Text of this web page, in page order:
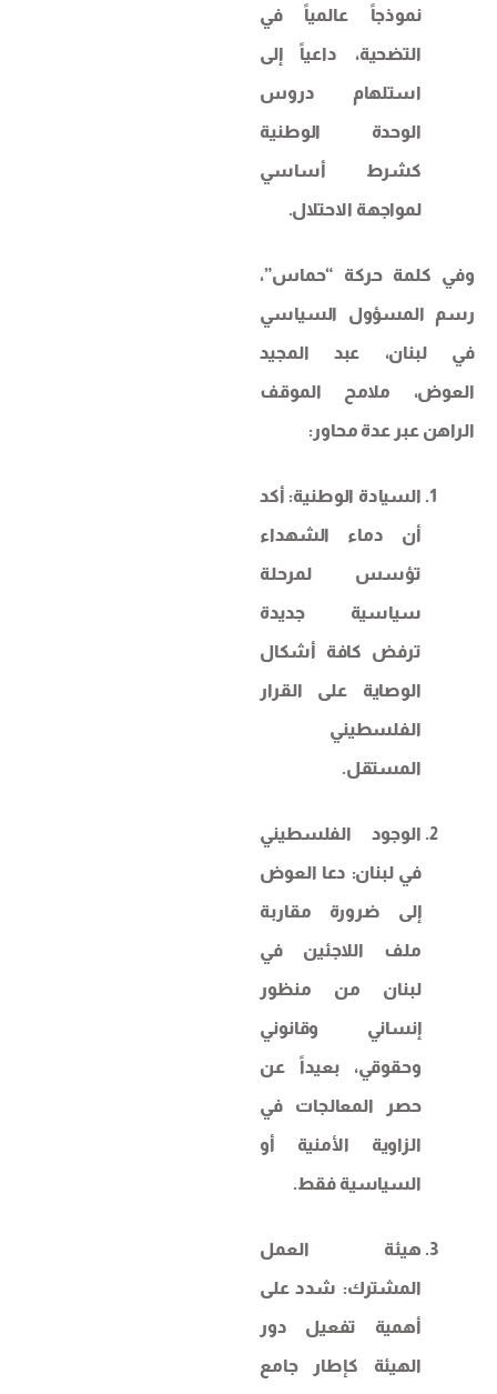
نموذجاً عالمياً في
التضحية، داعياً إلى
استلهام دروس
الوحدة الوطنية
كشرط أساسي
لمواجهة الاحتلال.
وفي كلمة حركة “حماس”،
رسم المسؤول السياسي
في لبنان، عبد المجيد
العوض، ملامح الموقف
الراهن عبر عدة محاور:
السيادة الوطنية: أكد
أن دماء الشهداء
تؤسس لمرحلة
سياسية جديدة
ترفض كافة أشكال
الوصاية على القرار
الفلسطيني
المستقل.
الوجود الفلسطيني
في لبنان: دعا العوض
إلى ضرورة مقاربة
ملف اللاجئين في
لبنان من منظور
إنساني وقانوني
وحقوقي، بعيداً عن
حصر المعالجات في
الزاوية الأمنية أو
السياسية فقط.
هيئة العمل
المشترك: شدد على
أهمية تفعيل دور
الهيئة كإطار جامع